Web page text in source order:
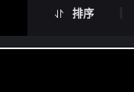
排序